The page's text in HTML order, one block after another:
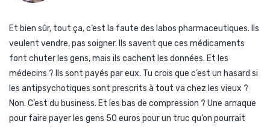
Et bien sûr, tout ça, c’est la faute des labos pharmaceutiques. Ils
veulent vendre, pas soigner. Ils savent que ces médicaments
font chuter les gens, mais ils cachent les données. Et les
médecins ? Ils sont payés par eux. Tu crois que c’est un hasard si
les antipsychotiques sont prescrits à tout va chez les vieux ?
Non. C’est du business. Et les bas de compression ? Une arnaque
pour faire payer les gens 50 euros pour un truc qu’on pourrait